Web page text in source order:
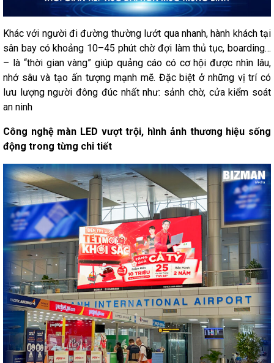
Khác với người đi đường thường lướt qua nhanh, hành khách tại
sân bay có khoảng 10–45 phút chờ đợi làm thủ tục, boarding…
– là “thời gian vàng” giúp quảng cáo có cơ hội được nhìn lâu,
nhớ sâu và tạo ấn tượng mạnh mẽ. Đặc biệt ở những vị trí có
lưu lượng người đông đúc nhất như: sảnh chờ, cửa kiểm soát
an ninh
Công nghệ màn LED vượt trội, hình ảnh thương hiệu sống
động trong từng chi tiết